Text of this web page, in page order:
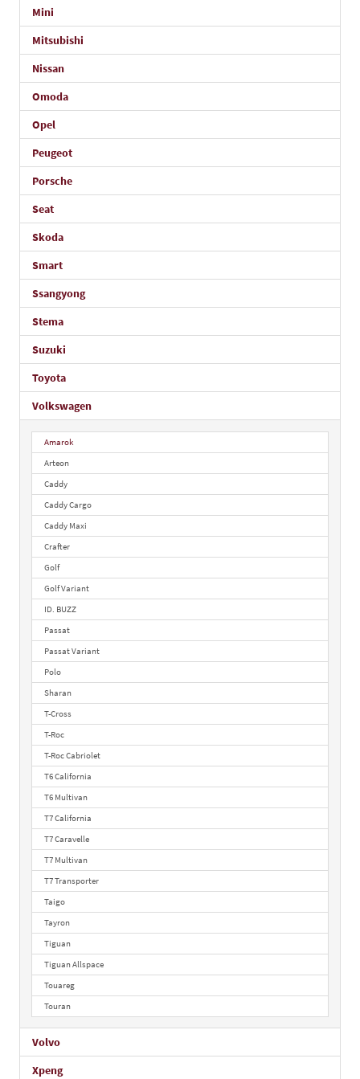
Mini
Mitsubishi
Nissan
Omoda
Opel
Peugeot
Porsche
Seat
Skoda
Smart
Ssangyong
Stema
Suzuki
Toyota
Volkswagen
Amarok
Arteon
Caddy
Caddy Cargo
Caddy Maxi
Crafter
Golf
Golf Variant
ID. BUZZ
Passat
Passat Variant
Polo
Sharan
T-Cross
T-Roc
T-Roc Cabriolet
T6 California
T6 Multivan
T7 California
T7 Caravelle
T7 Multivan
T7 Transporter
Taigo
Tayron
Tiguan
Tiguan Allspace
Touareg
Touran
Volvo
Xpeng